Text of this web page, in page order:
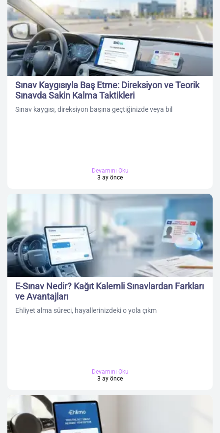
Sınav Kaygısıyla Baş Etme: Direksiyon ve Teorik
Sınavda Sakin Kalma Taktikleri
Sınav kaygısı, direksiyon başına geçtiğinizde veya bil
Devamını Oku
3 ay önce
E-Sınav Nedir? Kağıt Kalemli Sınavlardan Farkları
ve Avantajları
Ehliyet alma süreci, hayallerinizdeki o yola çıkm
Devamını Oku
3 ay önce